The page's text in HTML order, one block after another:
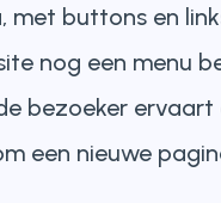
met buttons en
nog een menu
bezoeker ervaart
een nieuwe